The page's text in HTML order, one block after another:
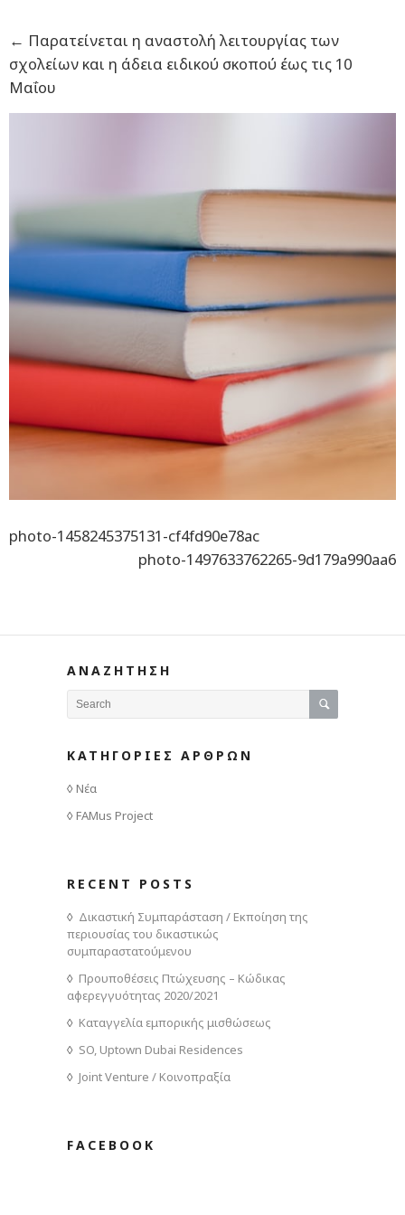
← Παρατείνεται η αναστολή λειτουργίας των
σχολείων και η άδεια ειδικού σκοπού έως τις 10
Μαΐου
photo-1458245375131-cf4fd90e78ac
photo-1497633762265-9d179a990aa6
ΑΝΑΖΗΤΗΣΗ
ΚΑΤΗΓΟΡΙΕΣ ΑΡΘΡΩΝ
Νέα
FAMus Project
RECENT POSTS
Δικαστική Συμπαράσταση / Εκποίηση της
περιουσίας του δικαστικώς
συμπαραστατούμενου
Προυποθέσεις Πτώχευσης – Κώδικας
αφερεγγυότητας 2020/2021
Καταγγελία εμπορικής μισθώσεως
SO, Uptown Dubai Residences
Joint Venture / Κοινοπραξία
FACEBOOK